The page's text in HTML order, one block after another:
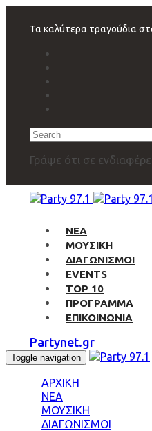
navigation
Τα καλύτερα τραγούδια
Search
Γράψε ότι σε
ΝΕΑ
ΜΟΥΣΙΚΗ
ΔΙΑΓΩΝΙΣΜΟΙ
EVENTS
TOP 10
ΠΡΟΓΡΑΜΜΑ
ΕΠΙΚΟΙΝΩΝΙΑ
Partynet.gr
Toggle navigation
ΑΡΧΙΚΗ
ΝΕΑ
ΜΟΥΣΙΚΗ
ΔΙΑΓΩΝΙΣΜΟΙ